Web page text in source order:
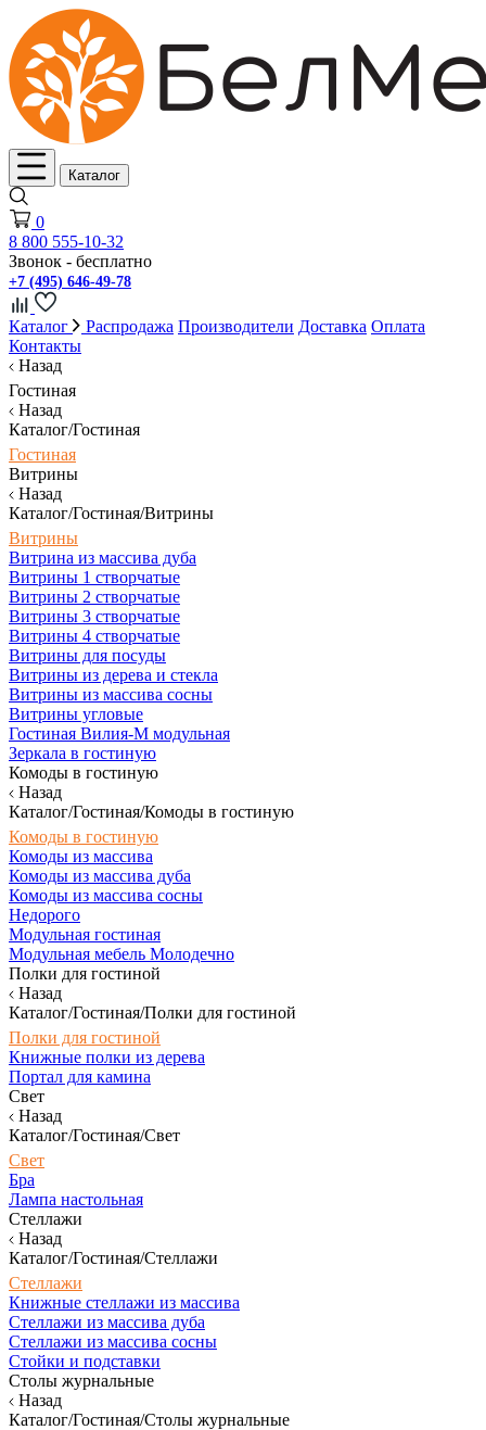
Каталог
0
8 800 555-10-32
Звонок - бесплатно
+7 (495) 646-49-78
Каталог Распродажа Производители Доставка Оплата
Контакты
Назад
Гостиная
Назад
Каталог/Гостиная
Гостиная
Витрины
Назад
Каталог/Гостиная/Витрины
Витрины
Витрина из массива дуба
Витрины 1 створчатые
Витрины 2 створчатые
Витрины 3 створчатые
Витрины 4 створчатые
Витрины для посуды
Витрины из дерева и стекла
Витрины из массива сосны
Витрины угловые
Гостиная Вилия-М модульная
Зеркала в гостиную
Комоды в гостиную
Назад
Каталог/Гостиная/Комоды в гостиную
Комоды в гостиную
Комоды из массива
Комоды из массива дуба
Комоды из массива сосны
Недорого
Модульная гостиная
Модульная мебель Молодечно
Полки для гостиной
Назад
Каталог/Гостиная/Полки для гостиной
Полки для гостиной
Книжные полки из дерева
Портал для камина
Свет
Назад
Каталог/Гостиная/Свет
Свет
Бра
Лампа настольная
Стеллажи
Назад
Каталог/Гостиная/Стеллажи
Стеллажи
Книжные стеллажи из массива
Стеллажи из массива дуба
Стеллажи из массива сосны
Стойки и подставки
Столы журнальные
Назад
Каталог/Гостиная/Столы журнальные